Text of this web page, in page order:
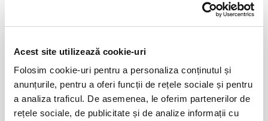
Acest site utilizează cookie-uri
Folosim cookie-uri pentru a personaliza conținutul și
anunțurile, pentru a oferi funcții de rețele sociale și pentru
a analiza traficul. De asemenea, le oferim partenerilor de
rețele sociale, de publicitate și de analize informații cu
Marc Euvrie - Nomadic Piano & Cello
BILETE
12
aug
Csíki Jazz - International Jazz
Festival
Csikszereda
14
aug